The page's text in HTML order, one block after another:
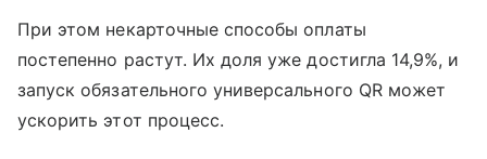
При этом некарточные способы оплаты
постепенно растут. Их доля уже достигла 14,9%, и
запуск обязательного универсального QR может
ускорить этот процесс.